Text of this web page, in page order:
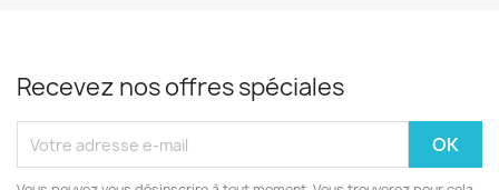
Recevez nos offres spéciales